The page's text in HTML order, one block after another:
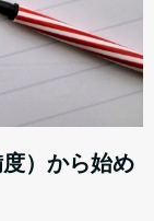
）から始め